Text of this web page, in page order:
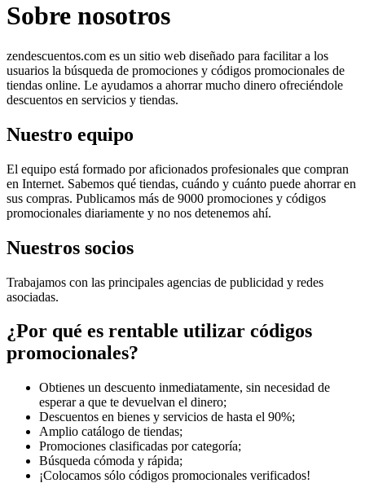
Sobre nosotros
zendescuentos.com es un sitio web diseñado para facilitar a los
usuarios la búsqueda de promociones y códigos promocionales de
tiendas online. Le ayudamos a ahorrar mucho dinero ofreciéndole
descuentos en servicios y tiendas.
Nuestro equipo
El equipo está formado por aficionados profesionales que compran
en Internet. Sabemos qué tiendas, cuándo y cuánto puede ahorrar en
sus compras. Publicamos más de 9000 promociones y códigos
promocionales diariamente y no nos detenemos ahí.
Nuestros socios
Trabajamos con las principales agencias de publicidad y redes
asociadas.
¿Por qué es rentable utilizar códigos
promocionales?
Obtienes un descuento inmediatamente, sin necesidad de
esperar a que te devuelvan el dinero;
Descuentos en bienes y servicios de hasta el 90%;
Amplio catálogo de tiendas;
Promociones clasificadas por categoría;
Búsqueda cómoda y rápida;
¡Colocamos sólo códigos promocionales verificados!